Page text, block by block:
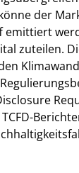
der
emittiert
zuteilen.